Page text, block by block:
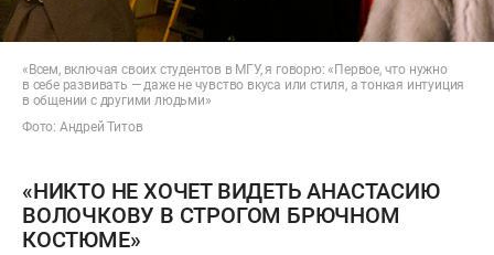
«Всем, включая своих студентов в МГУ, я говорю: «Первое, что нужно
в себе развивать — даже не чувство вкуса или стиля, а тонкая интуиция
в общении с другими людьми»
Фото: Андрей Титов
«НИКТО НЕ ХОЧЕТ ВИДЕТЬ АНАСТАСИЮ
ВОЛОЧКОВУ В СТРОГОМ БРЮЧНОМ
КОСТЮМЕ»